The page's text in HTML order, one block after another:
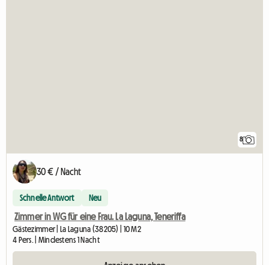
8
30 € / Nacht
Schnelle Antwort Neu
Zimmer in WG für eine Frau. La Laguna, Teneriffa
Gästezimmer | La Laguna (38205) | 10 M2
4 Pers. | Mindestens 1 Nacht